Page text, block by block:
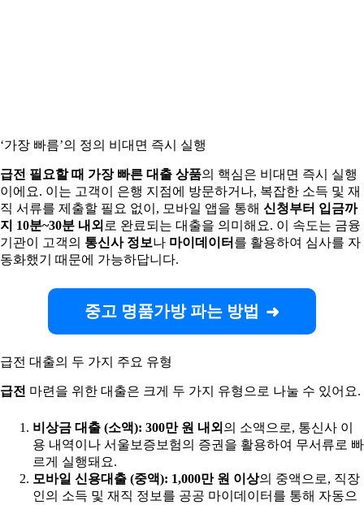
‘가장 빠름’의 정의 비대면 즉시 실행
급전 필요할 때 가장 빠른 대출 상품의 핵심은 비대면 즉시 실행
이에요. 이는 고객이 은행 지점에 방문하거나, 복잡한 소득 및 재
직 서류를 제출할 필요 없이, 모바일 앱을 통해 신청부터 입금까
지 10분~30분 내외 로 완료되는 대출을 의미해요. 이 속도는 금융
기관이 고객의 통신사 정보나 마이데이터 를 활용하여 심사를 자
동화했기 때문에 가능하답니다.
중고 명품가방 파는 방법
급전 대출의 두 가지 주요 유형
급전 마련을 위한 대출은 크게 두 가지 유형으로 나눌 수 있어요.
비상금 대출 (소액): 300만 원 내외 의 소액으로, 통신사 이
용 내역이나 서울보증보험의 증권을 활용하여 무서류로 빠
르게 실행돼요.
모바일 신용대출 (중액): 1,000만 원 이상의 중액으로, 직장
인의 소득 및 재직 정보를 공공 마이데이터를 통해 자동으